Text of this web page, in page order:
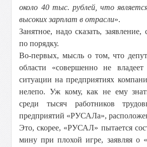
около 40 тыс. рублей, что
высоких зарплат в отрасли».
Занятное, надо сказать,
по порядку.
Во-первых, мысль о том, что
области «совершенно не
ситуации на предприятиях
нелепо. Уж кому, как не ему
среди тысяч работников
предприятий «РУСАЛа»,
Это, скорее, «РУСАЛ» пытается
мину при плохой игре, заявляя о «